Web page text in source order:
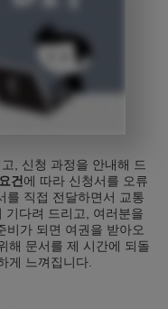
, 신청 과정을 안내해 드
건 에 따라 신청서를 오류
를 직접 전달하면서 교통
기다려 드리고, 여러분을
비가 되면 여권을 받아오
해 문서를 제 시간에 되돌
게 느껴집니다.